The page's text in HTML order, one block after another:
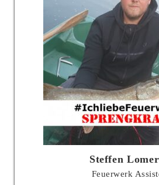
Steffen
Feuerwerk